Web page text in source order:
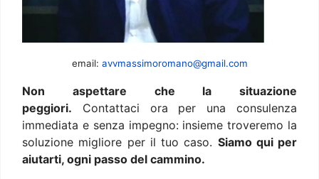
email: avvmassimoromano@gmail.com
Non aspettare che la situazione
peggiori. Contattaci ora per una consulenza
immediata e senza impegno: insieme troveremo la
soluzione migliore per il tuo caso. Siamo qui per
aiutarti, ogni passo del cammino.